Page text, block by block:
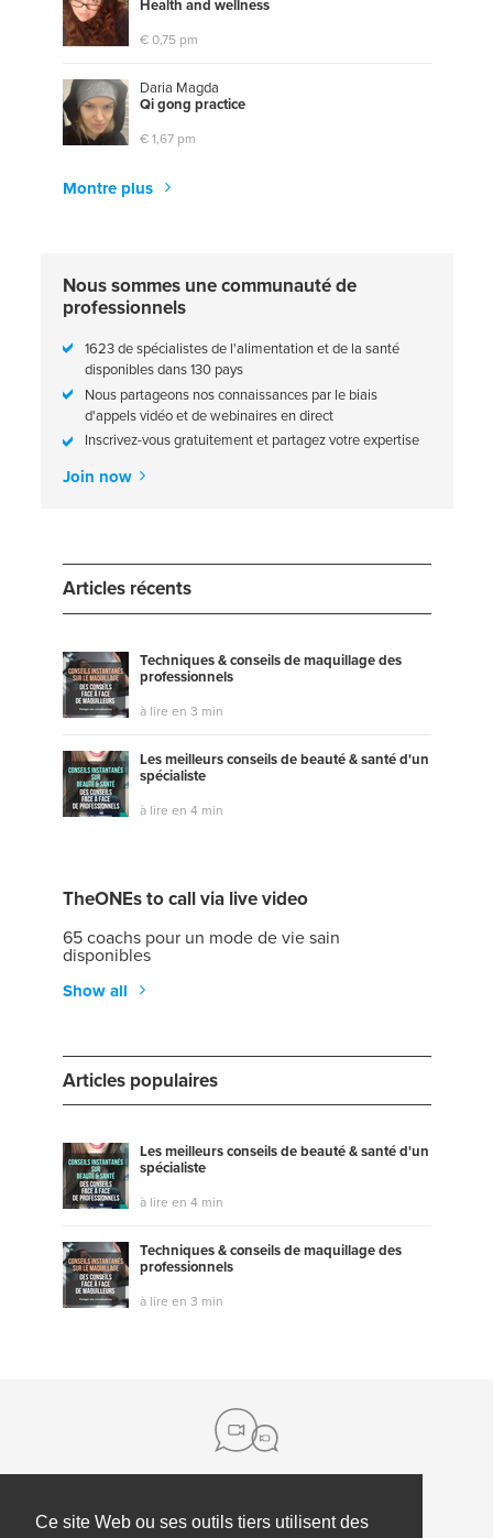
Ce site Web ou ses outils tiers utilisent des
Health and wellness
€ 0,75 pm
Daria Magda
Qigong practice
€ 1,67 pm
Montre plus
Nous sommes une communauté de
professionnels
1623 de spécialistes de l'alimentation et de la santé
disponibles dans 130 pays
Nous partageons nos connaissances par le biais
d'appels vidéo et de webinaires en direct
Inscrivez-vous gratuitement et partagez votre expertise
Join now
Articles récents
Techniques & conseils de maquillage des
professionnels
à lire en 3 min
Les meilleurs conseils de beauté & santé d'un
spécialiste
à lire en 4 min
TheONEs to call via live video
65 coachs pour un mode de vie sain
disponibles
Show all
Articles populaires
Les meilleurs conseils de beauté & santé d'un
spécialiste
à lire en 4 min
Techniques & conseils de maquillage des
professionnels
à lire en 3 min
à propos de nous